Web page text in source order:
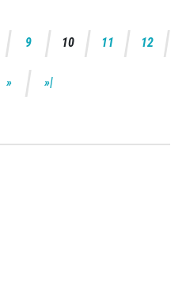
9 10 11 12